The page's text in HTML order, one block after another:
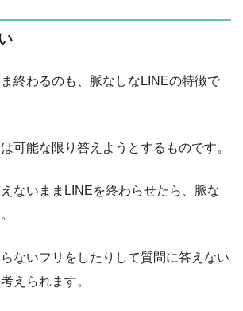
終わるのも、脈なしなLINEの特徴で
可能な限り答えようとするものです。
ないままLINEを終わらせたら、脈な
ないフリをしたりして質問に答えない
えられます。